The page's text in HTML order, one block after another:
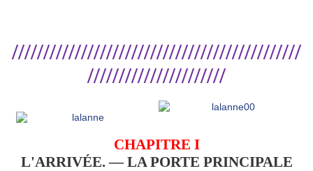
//////////////////////////////////////////////
//////////////////////
CHAPITRE I
L'ARRIVÉE. — LA PORTE PRINCIPALE